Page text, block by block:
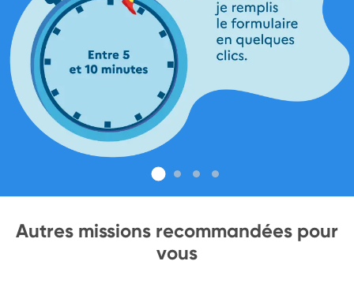
Autres missions recommandées pour
vous